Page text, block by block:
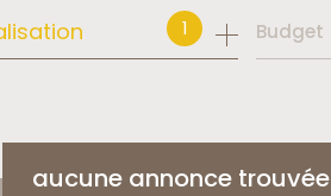
à l'année
1 Budget
aucune annonce trouvée